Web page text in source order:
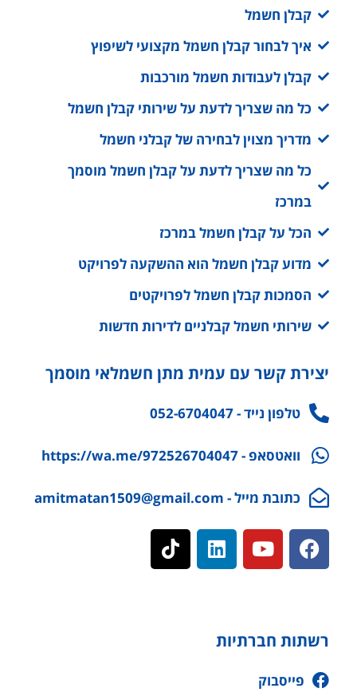
קבלן חשמל
איך לבחור קבלן חשמל מקצועי לשיפוץ
קבלן לעבודות חשמל מורכבות
כל מה שצריך לדעת על שירותי קבלן חשמל
מדריך מצוין לבחירה של קבלני חשמל
כל מה שצריך לדעת על קבלן חשמל מוסמך
במרכז
הכל על קבלן חשמל במרכז
מדוע קבלן חשמל הוא ההשקעה לפרויקט
הסמכות קבלן חשמל לפרויקטים
שירותי חשמל קבלניים לדירות חדשות
יצירת קשר עם עמית מתן חשמלאי מוסמך
טלפון נייד - 052-6704047
וואטסאפ - https://wa.me/972526704047
כתובת מייל - amitmatan1509@gmail.com
רשתות חברתיות
פייסבוק